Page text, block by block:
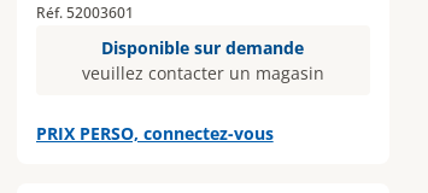
Réf. 52003601
Disponible sur demande
veuillez contacter un magasin
PRIX PERSO, connectez-vous